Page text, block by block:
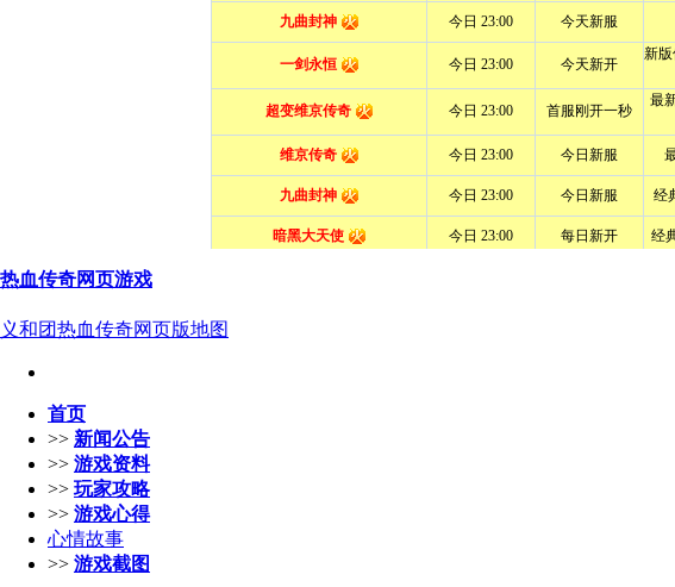
热血传奇网页游戏
义和团热血传奇网页版地图
首页
>> 新闻公告
>> 游戏资料
>> 玩家攻略
>> 游戏心得
心情故事
>> 游戏截图